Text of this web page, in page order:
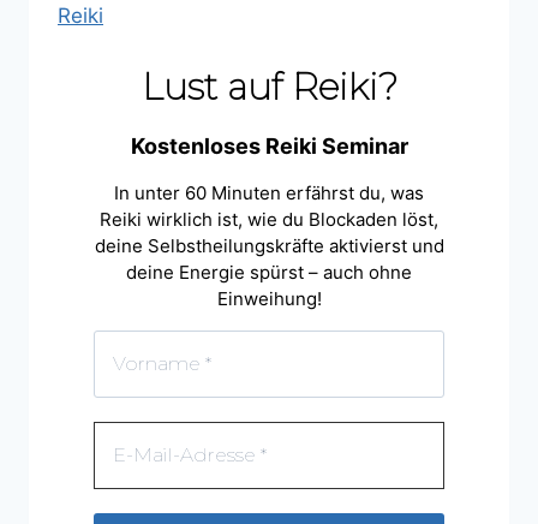
Reiki
Lust auf Reiki?
Kostenloses Reiki Seminar
In unter 60 Minuten erfährst du, was
Reiki wirklich ist, wie du Blockaden löst,
deine Selbstheilungskräfte aktivierst und
deine Energie spürst – auch ohne
Einweihung!